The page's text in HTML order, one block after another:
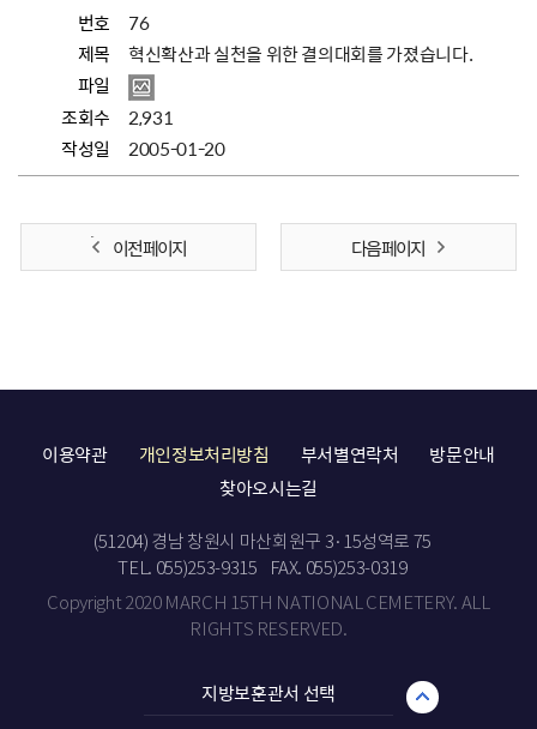
번호
76
제목
혁신확산과 실천을 위한 결의대회를 가졌습니다.
파일
조회수
2,931
작성일
2005-01-20
이전 페이지 다음 페이지
이용약관 개인정보처리방침 부서별연락처
방문안내
찾아오시는길
(51204) 경남 창원시 마산회원구 3·15성역로 75
TEL. 055)253-9315
FAX. 055)253-0319
Copyright 2020 MARCH 15TH NATIONAL CEMETERY. ALL
RIGHTS RESERVED.
지방보훈관서 선택